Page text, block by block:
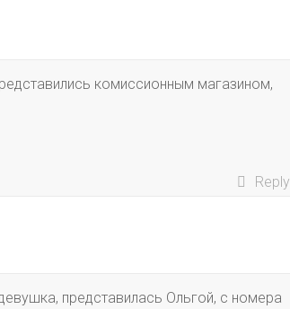
комиссионным магазином,
Reply
представилась Ольгой, с номера